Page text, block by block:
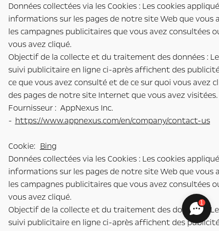
Données collectées via les Cookies : Les cookies
informations sur les pages de notre site Web que vous
les campagnes publicitaires que vous avez consultées
vous avez cliqué.
Objectif de la collecte et du traitement des données :
suivi publicitaire en ligne ci-après affichent des
ce que vous avez consulté et de ce sur quoi vous avez
des pages de notre site Internet que vous avez visitées.
Fournisseur : AppNexus Inc.
- https://www.appnexus.com/en/company/contact-us
Cookie: Bing
Données collectées via les Cookies : Les cookies
informations sur les pages de notre site Web que vous
les campagnes publicitaires que vous avez consultées
vous avez cliqué.
Objectif de la collecte et du traitement des données :
suivi publicitaire en ligne ci-après affichent des
1